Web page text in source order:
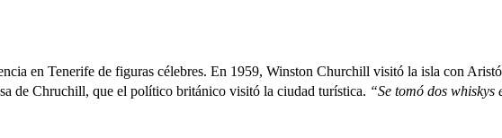
Tenerife de figuras célebres. En 1959, Winston Churchill visitó la isla con
de Chruchill, que el político británico visitó la ciudad turística. “Se tomó dos